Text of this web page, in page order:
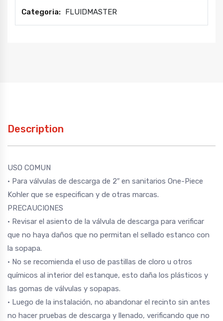
Categoria: FLUIDMASTER
Description
USO COMUN
• Para válvulas de descarga de 2″ en sanitarios One-Piece
Kohler que se especifican y de otras marcas.
PRECAUCIONES
• Revisar el asiento de la válvula de descarga para verificar
que no haya daños que no permitan el sellado estanco con
la sopapa.
• No se recomienda el uso de pastillas de cloro u otros
químicos al interior del estanque, esto daña los plásticos y
las gomas de válvulas y sopapas.
• Luego de la instalación, no abandonar el recinto sin antes
no hacer pruebas de descarga y llenado, verificando que no